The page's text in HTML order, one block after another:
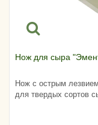
Нож для сыра
Нож с острым
для твердых сортов